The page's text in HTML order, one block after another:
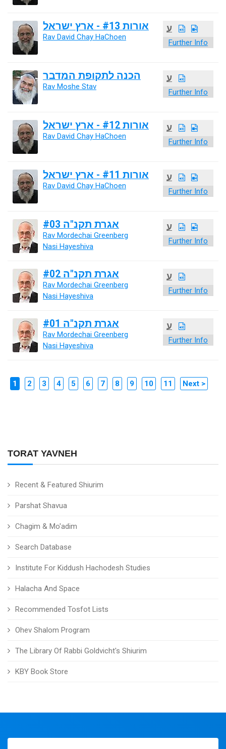
TORAT YAVNEH
Recent & Featured Shiurim
Parshat Shavua
Chagim & Mo'adim
Search Database
Institute For Kiddush Hachodesh Studies
Halacha And Space
Recommended Tosfot Lists
Ohev Shalom Program
The Library Of Rabbi Goldvicht's Shiurim
KBY Book Store
ע
Further Info
אורות #13 - ארץ ישראל
Rav David Chay HaChoen
ע
Further Info
הכנה לתקופת המדבר
Rav Moshe Stav
ע
Further Info
אורות #12 - ארץ ישראל
Rav David Chay HaChoen
ע
Further Info
אורות #11 - ארץ ישראל
Rav David Chay HaChoen
ע
Further Info
אגרת תקנ"ה #03
Rav Mordechai Greenberg
Nasi Hayeshiva
ע
Further Info
אגרת תקנ"ה #02
Rav Mordechai Greenberg
Nasi Hayeshiva
ע
Further Info
אגרת תקנ"ה #01
Rav Mordechai Greenberg
Nasi Hayeshiva
1 2 3 4 5 6 7 8 9 10 11 Next >